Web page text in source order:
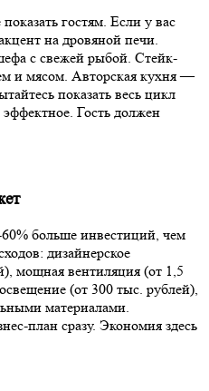
гостям. Если у вас
на дровяной печи.
с свежей рыбой. Стейк-
и мясом. Авторская кухня —
показать весь цикл
Гость должен
больше инвестиций, чем
дизайнерское
мощная вентиляция (от 1,5
(от 300 тыс. рублей),
материалами.
план сразу. Экономия здесь